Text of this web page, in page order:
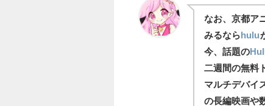
なお、京都ア
みるなら hulu
今、話題の
二週間の無料
マルチデバイ
の長編映画や